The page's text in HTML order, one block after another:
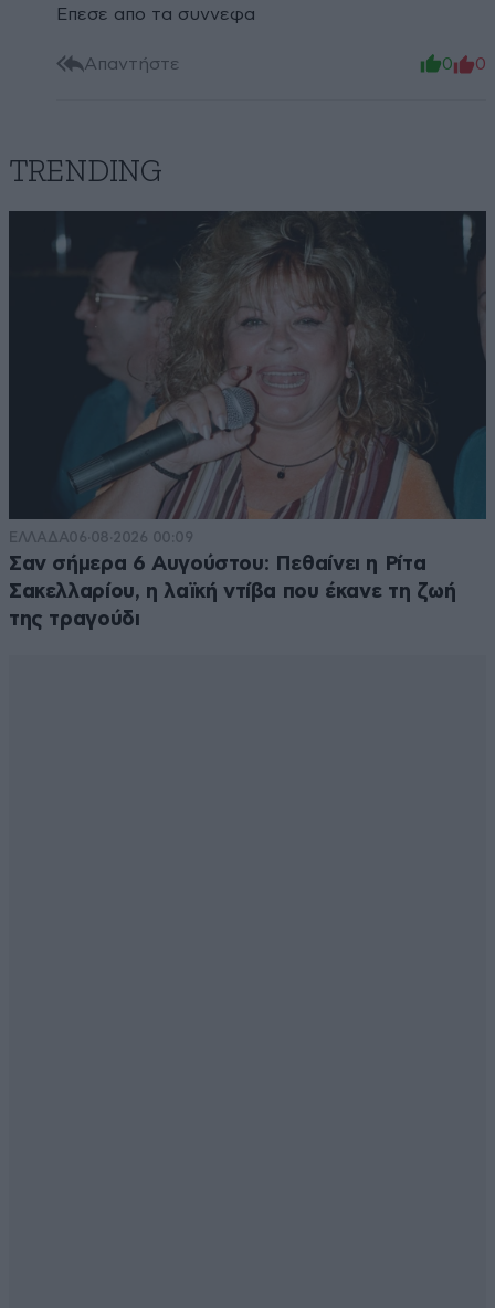
Επεσε απο τα συννεφα
Απαντήστε 0 0
TRENDING
ΕΛΛΑΔΑ06·08·2026 00:09
Σαν σήμερα 6 Αυγούστου: Πεθαίνει η Ρίτα
Σακελλαρίου, η λαϊκή ντίβα που έκανε τη ζωή
της τραγούδι